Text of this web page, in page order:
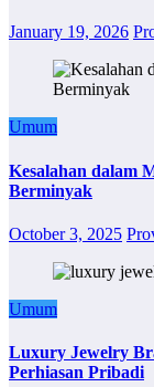
January 19, 2026
Umum
Kesalahan dalam
Berminyak
October 3, 2025
Umum
Luxury Jewelry
Perhiasan Pribadi